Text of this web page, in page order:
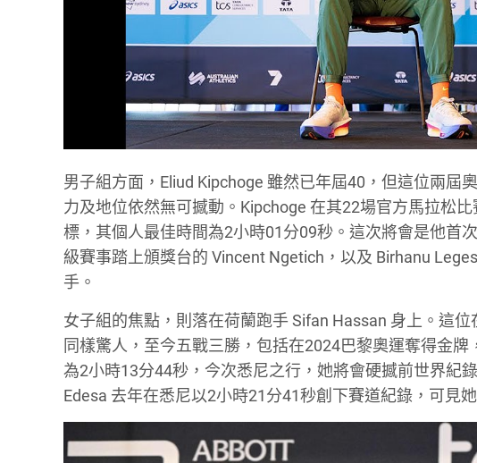
男子組方面，Eliud Kipchoge 雖然已年屆40，但這位兩屆
力及地位依然無可撼動。Kipchoge 在其22場官方馬拉松
標，其個人最佳時間為2小時01分09秒。這次將會是他首
級賽事踏上頒獎台的 Vincent Ngetich，以及 Birhanu
手。
女子組的焦點，則落在荷蘭跑手 Sifan Hassan 身上。這
同樣驚人，至今五戰三勝，包括在2024巴黎奧運奪得金
為2小時13分44秒，今次悉尼之行，她將會硬撼前世界紀
Edesa 去年在悉尼以2小時21分41秒創下賽道紀錄，可見